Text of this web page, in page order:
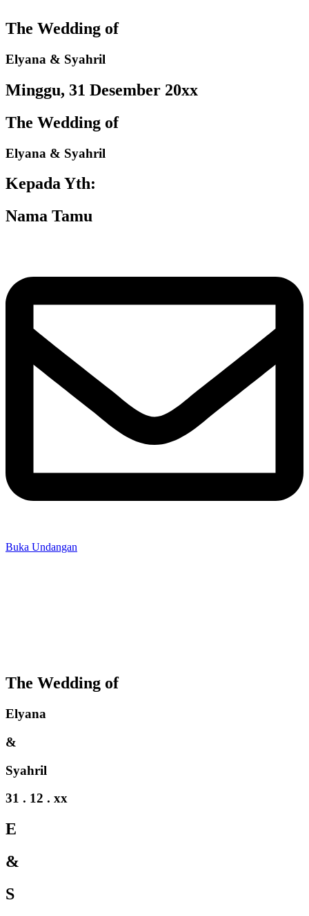
The Wedding of
Elyana & Syahril
Minggu, 31 Desember 20xx
The Wedding of
Elyana & Syahril
Kepada Yth:
Nama Tamu
Buka Undangan
The Wedding of
Elyana
&
Syahril
31 . 12 . xx
E
&
S